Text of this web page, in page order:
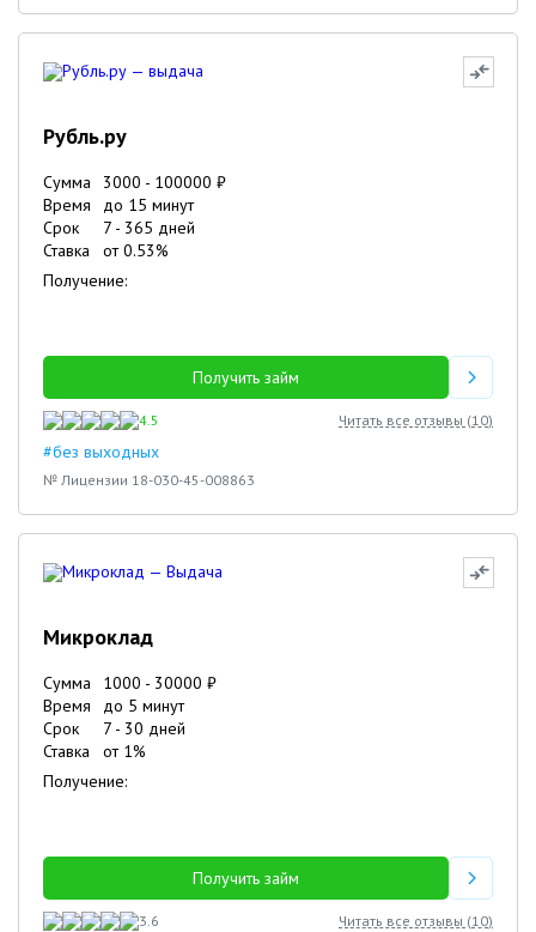
Рубль.ру
Сумма 3000 - 100000 ₽
Время
до 15 минут
Срок
7 - 365 дней
Ставка
от0.53%
Получение:
Получить займ
4.5 Читать все отзывы (10)
#без выходных
№ Лицензии 18-030-45-008863
Микроклад
Сумма 1000 - 30000 ₽
Время
до 5 минут
Срок
7 - 30 дней
Ставка
от 1%
Получение:
Получить займ
3.6 Читать все отзывы (10)